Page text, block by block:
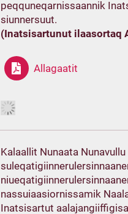
peqquneqarnissaannik
siunnersuut.
(Inatsisartunut ilaasortaq
Allagaatit
Kalaallit Nunaata
nassuiaasiornissamik
Inatsisartut